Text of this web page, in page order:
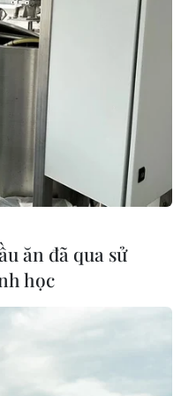
may.
ăn đã qua sử
học